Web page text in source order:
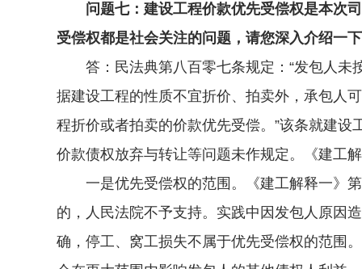
问题七：建设工程价款优先受偿权是本次
受偿权都是社会关注的问题，请您深入介绍一
答：民法典第八百零七条规定：“发包人未
据建设工程的性质不宜折价、拍卖外，承包人
程折价或者拍卖的价款优先受偿。”该条就建
价款债权放弃与转让等问题未作规定。《建工
一是优先受偿权的范围。《建工解释一》第
的，人民法院不予支持。实践中因发包人原因
确，停工、窝工损失不属于优先受偿权的范围